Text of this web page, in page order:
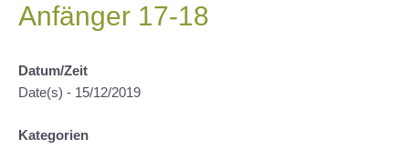
Anfänger 17-18
Datum/Zeit
Date(s) - 15/12/2019
Kategorien